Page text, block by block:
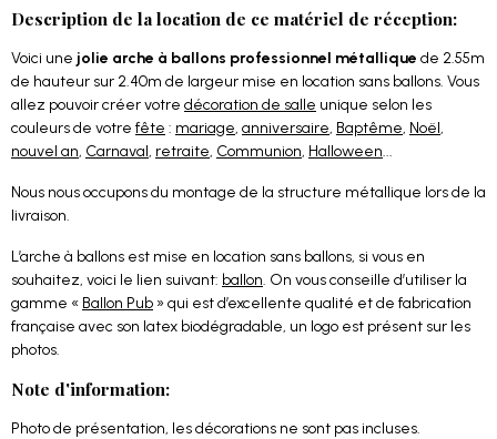
Description de la location de ce matériel de réception:
Voici une jolie arche à ballons professionnel métallique de 2.55m
de hauteur sur 2.40m de largeur mise en location sans ballons. Vous
allez pouvoir créer votre décoration de salle unique selon les
couleurs de votre fête : mariage, anniversaire, Baptême, Noël,
nouvel an, Carnaval, retraite, Communion, Halloween...
Nous nous occupons du montage de la structure métallique lors de la
livraison.
L’arche à ballons est mise en location sans ballons, si vous en
souhaitez, voici le lien suivant: ballon. On vous conseille d’utiliser la
gamme « Ballon Pub » qui est d’excellente qualité et de fabrication
française avec son latex biodégradable, un logo est présent sur les
photos.
Note d'information:
Photo de présentation, les décorations ne sont pas incluses.